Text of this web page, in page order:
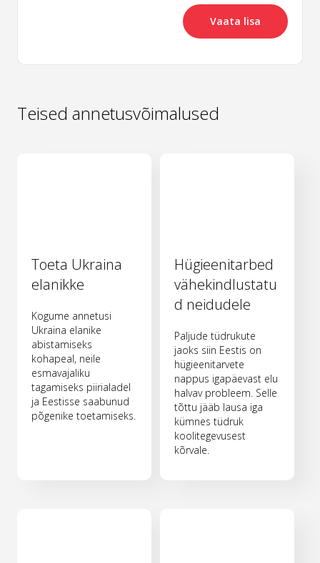
Vaata lisa
Teised annetusvõimalused
Toeta Ukraina
elanikke
Kogume annetusi
Ukraina elanike
abistamiseks
kohapeal, neile
esmavajaliku
tagamiseks piirialadel
ja Eestisse saabunud
põgenike toetamiseks.
Hügieenitarbed
vähekindlustatu
d neidudele
Paljude tüdrukute
jaoks siin Eestis on
hügieenitarvete
nappus igapäevast elu
halvav probleem. Selle
tõttu jääb lausa iga
kümnes tüdruk
koolitegevusest
kõrvale.